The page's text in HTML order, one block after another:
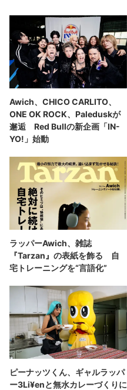
Awich、CHICO CARLITO、
ONE OK ROCK、Paleduskが
邂逅 Red Bullの新企画「IN-
YO!」始動
ラッパーAwich、雑誌
『Tarzan』の表紙を飾る 自
宅トレーニングを“言語化”
ピーナッツくん、ギャルラッパ
ー3Li¥enと無水カレーづくりに